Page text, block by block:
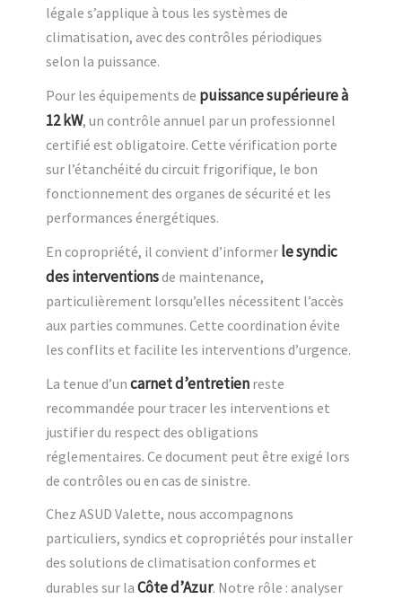
légale s’applique à tous les systèmes de
climatisation, avec des contrôles périodiques
selon la puissance.
Pour les équipements de puissance supérieure à
12 kW, un contrôle annuel par un professionnel
certifié est obligatoire. Cette vérification porte
sur l’étanchéité du circuit frigorifique, le bon
fonctionnement des organes de sécurité et les
performances énergétiques.
En copropriété, il convient d’informer le syndic
des interventionsde maintenance,
particulièrement lorsqu’elles nécessitent l’accès
aux parties communes. Cette coordination évite
les conflits et facilite les interventions d’urgence.
La tenue d’un carnet d’entretien reste
recommandée pour tracer les interventions et
justifier du respect des obligations
réglementaires. Ce document peut être exigé lors
de contrôles ou en cas de sinistre.
Chez ASUD Valette, nous accompagnons
particuliers, syndics et copropriétés pour installer
des solutions de climatisation conformes et
durables sur la Côte d’Azur. Notre rôle : analyser